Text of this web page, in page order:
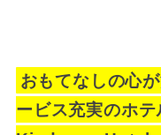
おもてなしの心
ービス充実のホ